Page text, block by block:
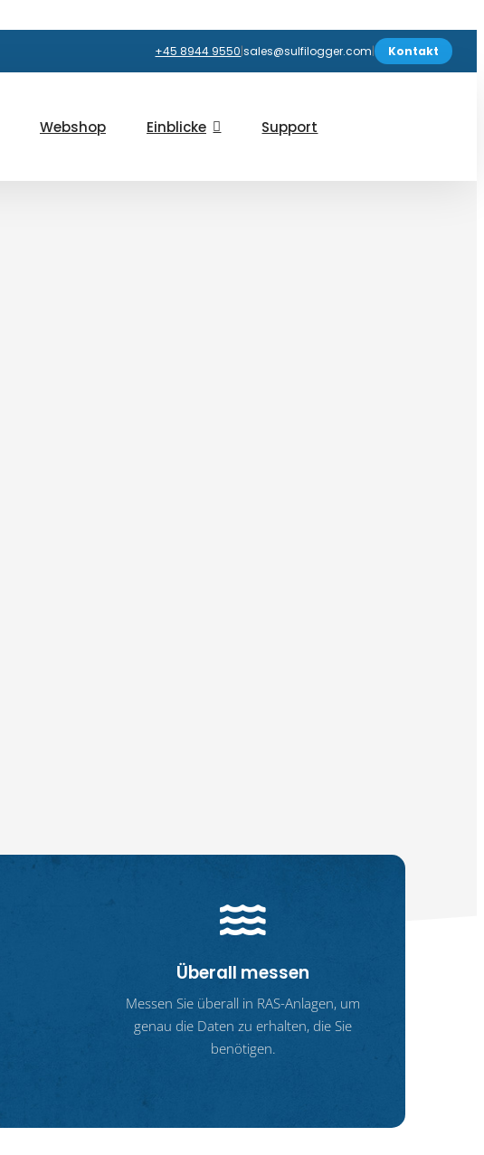
+45 8944 9550|sales@sulfilogger.com| Kontakt
Webshop Einblicke Support
Überall messen
Messen Sie überall in RAS-Anlagen, um
genau die Daten zu erhalten, die Sie
benötigen.